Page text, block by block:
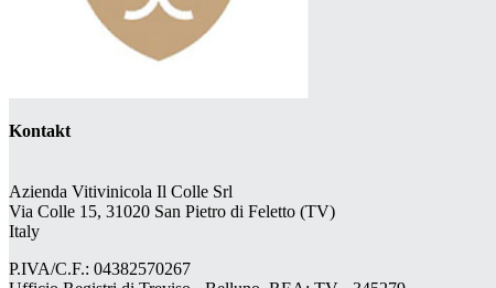
Kontakt
Azienda Vitivinicola Il Colle Srl
Via Colle 15, 31020 San Pietro di Feletto (TV)
Italy
P.IVA/C.F.: 04382570267